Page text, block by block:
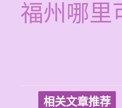
福州哪里
相关文章推荐